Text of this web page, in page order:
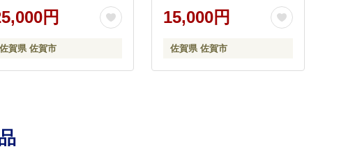
円
佐賀県 佐賀市
15,000円
佐賀県 佐賀市